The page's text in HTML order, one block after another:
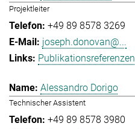
Projektleiter
+49 89 8578 3269
joseph.donovan@...
Publikationsreferenzen
Alessandro Dorigo
Technischer Assistent
+49 89 8578 3980